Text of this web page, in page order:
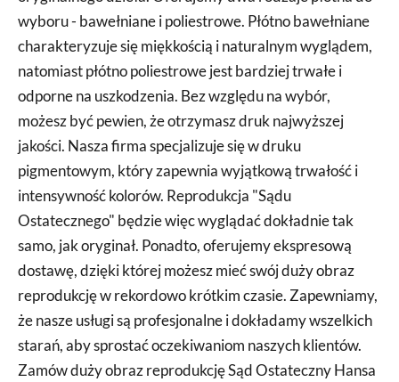
wyboru - bawełniane i poliestrowe. Płótno bawełniane
charakteryzuje się miękkością i naturalnym wyglądem,
natomiast płótno poliestrowe jest bardziej trwałe i
odporne na uszkodzenia. Bez względu na wybór,
możesz być pewien, że otrzymasz druk najwyższej
jakości. Nasza firma specjalizuje się w druku
pigmentowym, który zapewnia wyjątkową trwałość i
intensywność kolorów. Reprodukcja "Sądu
Ostatecznego" będzie więc wyglądać dokładnie tak
samo, jak oryginał. Ponadto, oferujemy ekspresową
dostawę, dzięki której możesz mieć swój duży obraz
reprodukcję w rekordowo krótkim czasie. Zapewniamy,
że nasze usługi są profesjonalne i dokładamy wszelkich
starań, aby sprostać oczekiwaniom naszych klientów.
Zamów duży obraz reprodukcję Sąd Ostateczny Hansa